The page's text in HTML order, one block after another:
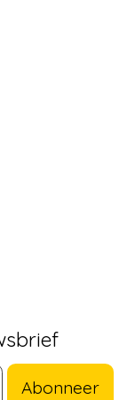
Abonneer